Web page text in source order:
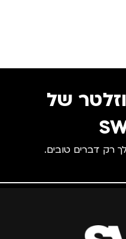
של
רק דברים טובים.